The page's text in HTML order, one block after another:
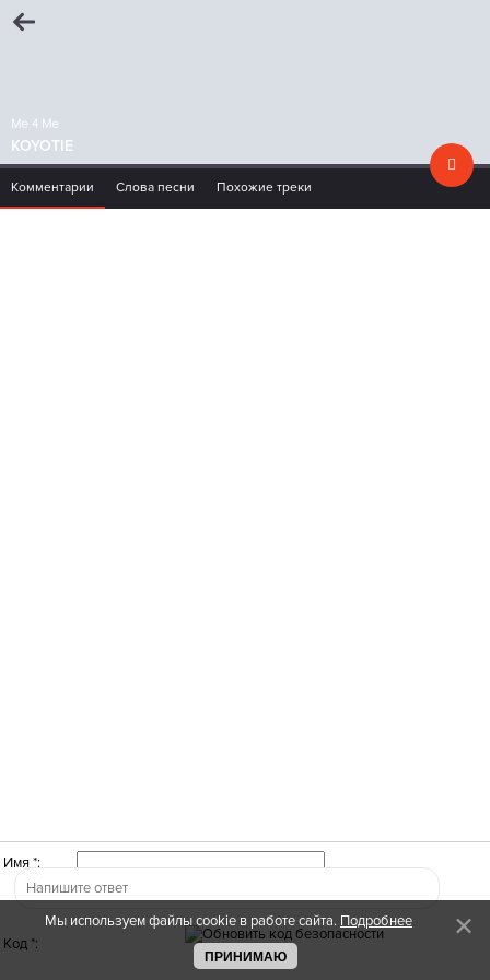
Me 4 Me
KOYOTIE
Комментарии Слова песни Похожие треки
Имя *:
Код *:
Мы используем файлы cookie в работе сайта. Подробнее
ПРИНИМАЮ